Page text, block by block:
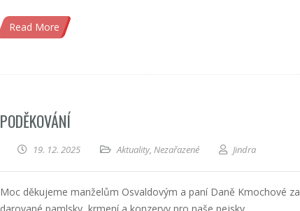
Read More
PODĚKOVÁNÍ
19. 12. 2025 Aktuality, Nezařazené Jindra
Moc děkujeme manželům Osvaldovým a paní Daně Kmochové za